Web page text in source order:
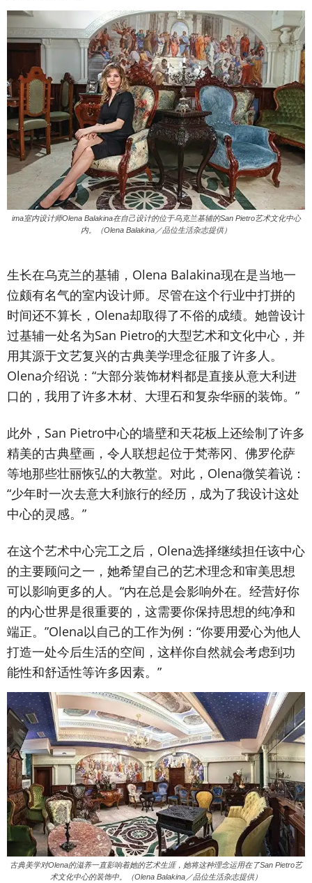
ima室内设计师Olena Balakina在自己设计的位于乌克兰基辅的San Pietro艺术文化中心
内。（Olena Balakina／品位生活杂志提供）
生长在乌克兰的基辅，Olena Balakina现在是当地一
位颇有名气的室内设计师。尽管在这个行业中打拼的
时间还不算长，Olena却取得了不俗的成绩。她曾设计
过基辅一处名为San Pietro的大型艺术和文化中心，并
用其源于文艺复兴的古典美学理念征服了许多人。
Olena介绍说：“大部分装饰材料都是直接从意大利进
口的，我用了许多木材、大理石和复杂华丽的装饰。”
此外，San Pietro中心的墙壁和天花板上还绘制了许多
精美的古典壁画，令人联想起位于梵蒂冈、佛罗伦萨
等地那些壮丽恢弘的大教堂。对此，Olena微笑着说：
“少年时一次去意大利旅行的经历，成为了我设计这处
中心的灵感。”
在这个艺术中心完工之后，Olena选择继续担任该中心
的主要顾问之一，她希望自己的艺术理念和审美思想
可以影响更多的人。“内在总是会影响外在。经营好你
的内心世界是很重要的，这需要你保持思想的纯净和
端正。”Olena以自己的工作为例：“你要用爱心为他人
打造一处今后生活的空间，这样你自然就会考虑到功
能性和舒适性等许多因素。”
古典美学对Olena的滋养一直影响着她的艺术生涯，她将这种理念运用在了San Pietro艺
术文化中心的装饰中。（Olena Balakina／品位生活杂志提供）